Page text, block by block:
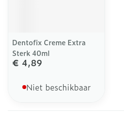
Dentofix Creme Extra
Sterk 40ml
€ 4,89
Niet beschikbaar